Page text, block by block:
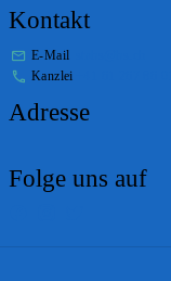
Kontakt
E-Mail
Kanzlei
Adresse
Folge uns auf